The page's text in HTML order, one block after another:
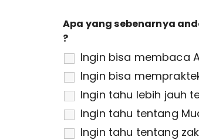
Apa yang sebenarnya
?
Ingin bisa membaca
Ingin bisa
Ingin tahu lebih jauh
Ingin tahu tentang
Ingin tahu tentang